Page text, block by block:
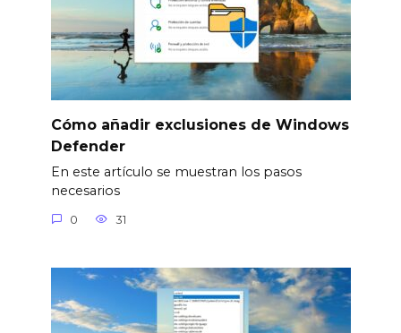
Cómo añadir exclusiones de Windows
Defender
En este artículo se muestran los pasos
necesarios
0 31